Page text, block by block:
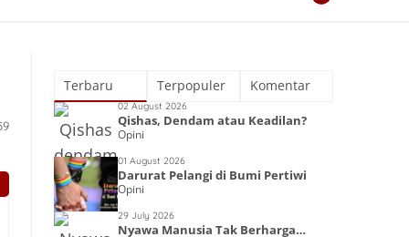
Terbaru Terpopuler Komentar
02 August 2026
Qishas, Dendam atau Keadilan?
Opini
01 August 2026
Darurat Pelangi di Bumi Pertiwi
Opini
29 July 2026
Nyawa Manusia Tak Berharga